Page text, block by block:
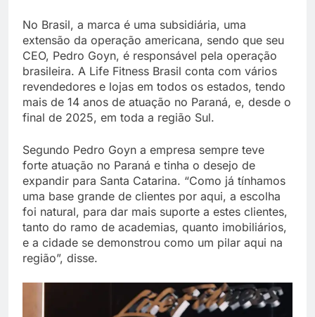
No Brasil, a marca é uma subsidiária, uma
extensão da operação americana, sendo que seu
CEO, Pedro Goyn, é responsável pela operação
brasileira. A Life Fitness Brasil conta com vários
revendedores e lojas em todos os estados, tendo
mais de 14 anos de atuação no Paraná, e, desde o
final de 2025, em toda a região Sul.
Segundo Pedro Goyn a empresa sempre teve
forte atuação no Paraná e tinha o desejo de
expandir para Santa Catarina. “Como já tínhamos
uma base grande de clientes por aqui, a escolha
foi natural, para dar mais suporte a estes clientes,
tanto do ramo de academias, quanto imobiliários,
e a cidade se demonstrou como um pilar aqui na
região”, disse.